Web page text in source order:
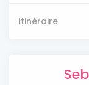
Itinéraire